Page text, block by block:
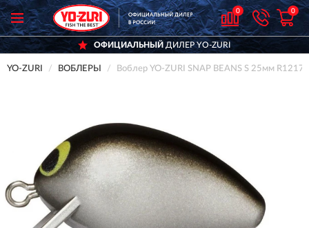
0 0
ОФИЦИАЛЬНЫЙДИЛЕР YO-ZURI
YO-ZURI ВОБЛЕРЫ Воблер YO-ZURI SNAP BEANS S 25мм R1217